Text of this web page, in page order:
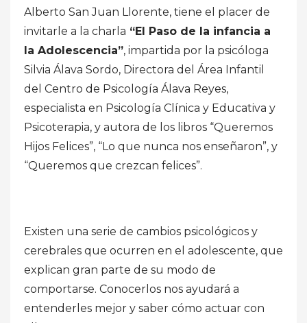
Alberto San Juan Llorente, tiene el placer de
invitarle a la charla “El Paso de la infancia a
la Adolescencia”, impartida por la psicóloga
Silvia Álava Sordo, Directora del Área Infantil
del Centro de Psicología Álava Reyes,
especialista en Psicología Clínica y Educativa y
Psicoterapia, y autora de los libros “Queremos
Hijos Felices”, “Lo que nunca nos enseñaron”, y
“Queremos que crezcan felices”.
Existen una serie de cambios psicológicos y
cerebrales que ocurren en el adolescente, que
explican gran parte de su modo de
comportarse. Conocerlos nos ayudará a
entenderles mejor y saber cómo actuar con